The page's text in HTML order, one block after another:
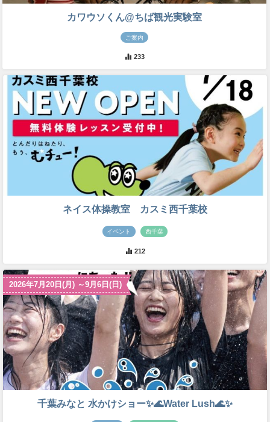
カワウソくん@ちば観光実験室
ご案内
233
ネイス体操教室 カスミ西千葉校
イベント 西千葉
212
2026年7月20日(月) ～9月6日(日)
千葉みなと 水かけショー✨🌊Water Lush🌊✨